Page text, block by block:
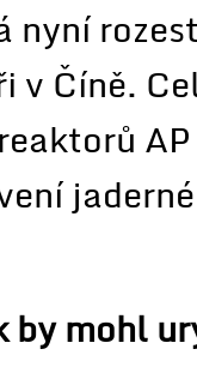
nyní
v Číně.
by mohl